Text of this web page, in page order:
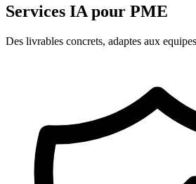
Services IA pour PME
Des livrables concrets, adaptes aux